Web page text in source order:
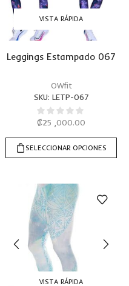
VISTA RÁPIDA
Leggings Estampado 067
OWfit
SKU: LETP-067
₡25 ,000.00
SELECCIONAR OPCIONES
VISTA RÁPIDA